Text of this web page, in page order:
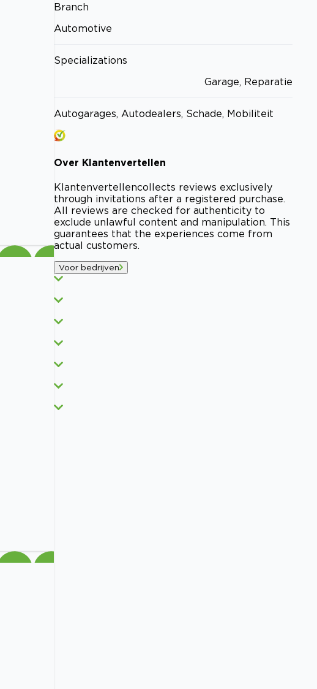
Branch
Automotive
Specializations
Garage, Reparatie
Autogarages, Autodealers, Schade, Mobiliteit
Over Klantenvertellen
Klantenvertellencollects reviews exclusively
through invitations after a registered purchase.
All reviews are checked for authenticity to
exclude unlawful content and manipulation. This
guarantees that the experiences come from
actual customers.
Voor bedrijven